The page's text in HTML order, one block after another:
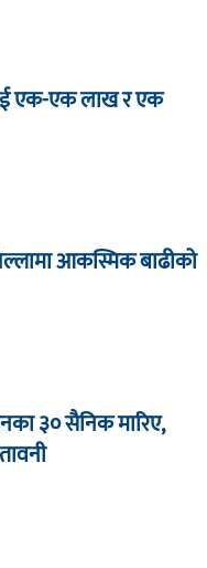
एक-एक लाख र एक
आकस्मिक बाढीको
३० सैनिक मारिए,